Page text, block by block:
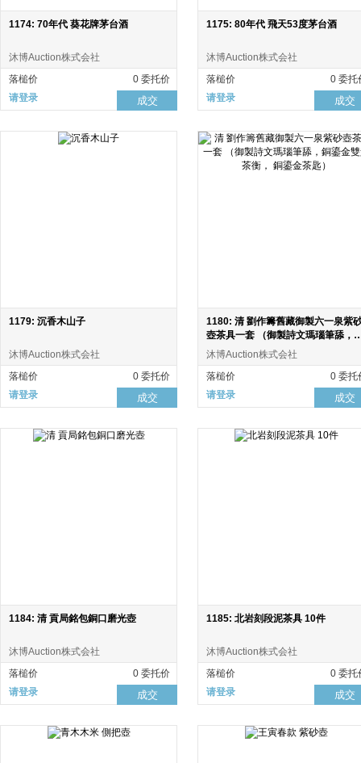
1174: 70年代 葵花牌茅台酒
沐博Auction株式会社
落槌价
0 委托价
请登录
成交
1175: 80年代 飛天53度茅台酒
沐博Auction株式会社
落槌价
0 委托
请登录
成交
1179: 沉香木山子
沐博Auction株式会社
落槌价
0 委托价
请登录
成交
1180: 清 劉作籌舊藏御製六一泉紫
壺茶具一套 （御製詩文瑪瑙筆舔，
鎏金雙魚茶衡， 銅鎏金茶匙）
沐博Auction株式会社
落槌价
0 委托
请登录
成交
1184: 清 貢局銘包銅口磨光壺
沐博Auction株式会社
落槌价
0 委托价
请登录
成交
1185: 北岩刻段泥茶具 10件
沐博Auction株式会社
落槌价
0 委托
请登录
成交